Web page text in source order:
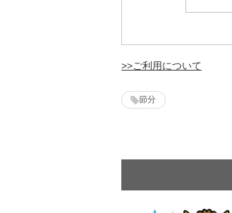
>>ご利用について
節分